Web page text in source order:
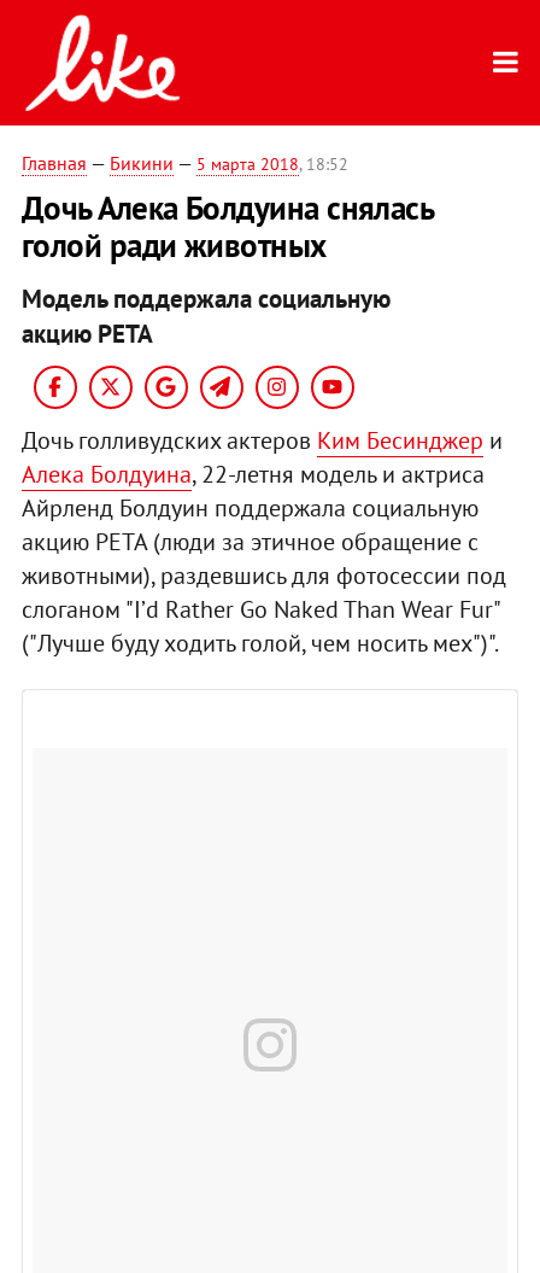
Главная — Бикини — 5 марта 2018, 18:52
Дочь Алека Болдуина снялась
голой ради животных
Модель поддержала социальную
акцию PETA
Дочь голливудских актеров Ким Бесинджер и
Алека Болдуина, 22-летня модель и актриса
Айрленд Болдуин поддержала социальную
акцию PETA (люди за этичное обращение с
животными), раздевшись для фотосессии под
слоганом "I’d Rather Go Naked Than Wear Fur"
("Лучше буду ходить голой, чем носить мех")".